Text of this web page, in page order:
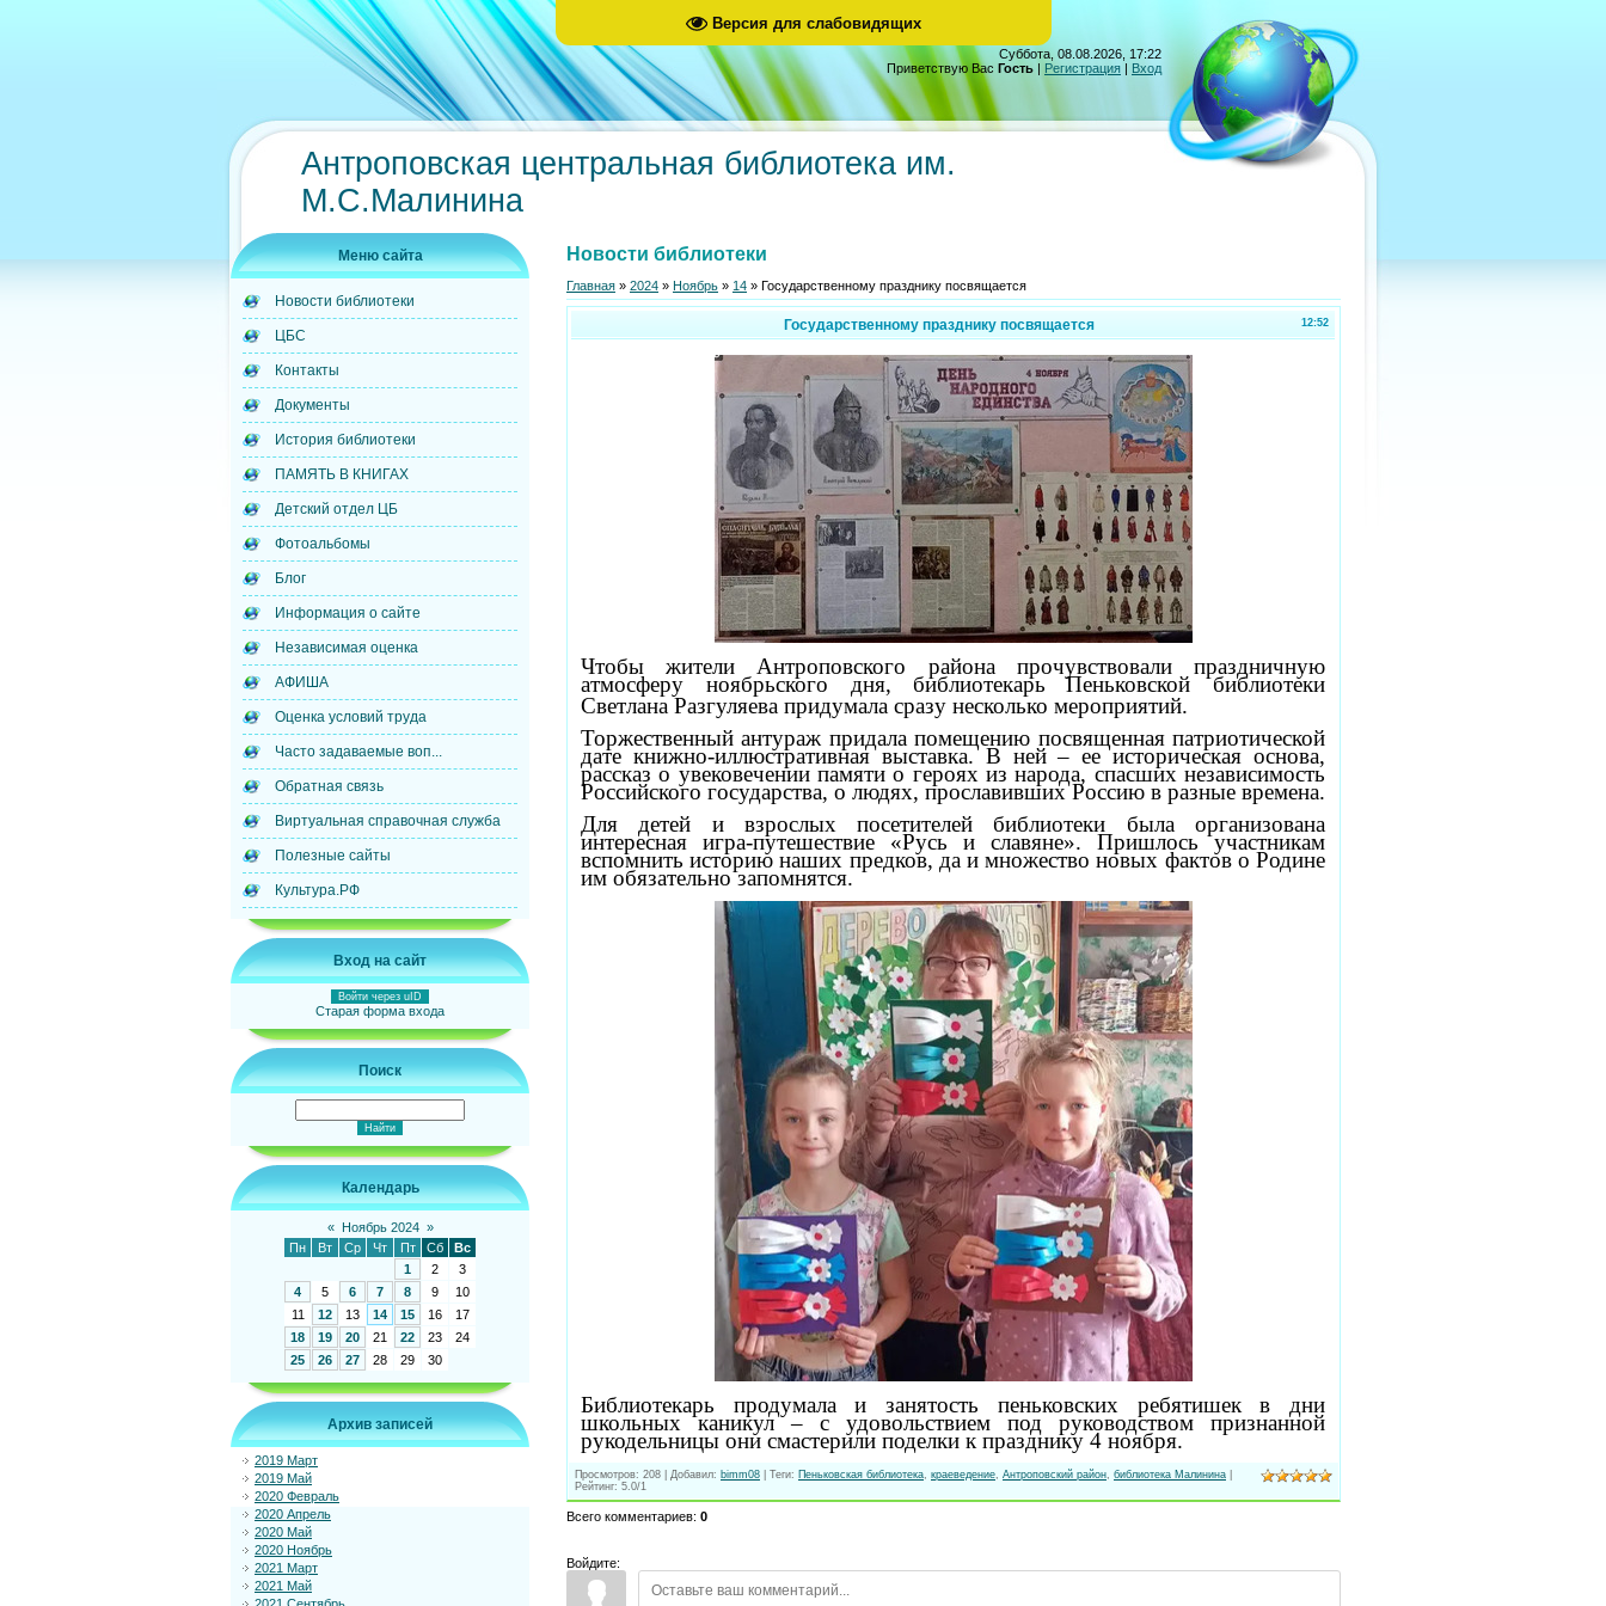
Версия для слабовидящих
Суббота, 08.08.2026, 17:22
Приветствую Вас Гость | Регистрация | Вход
Антроповская центральная библиотека им.
М.С.Малинина
Меню сайта
Новости библиотеки
ЦБС
Контакты
Документы
История библиотеки
ПАМЯТЬ В КНИГАХ
Детский отдел ЦБ
Фотоальбомы
Блог
Информация о сайте
Независимая оценка
АФИША
Оценка условий труда
Часто задаваемые воп...
Обратная связь
Виртуальная справочная служба
Полезные сайты
Культура.РФ
Вход на сайт
Войти через uID
Старая форма входа
Поиск
Календарь
« Ноябрь 2024 »
Пн
Вт Ср Чт Пт Сб
Вс
1
2
3
4
5 6 7 8 9
10
11
12 13 14 15 16
17
18
19 20 21 22 23
24
25
26 27 28 29 30
Архив записей
2019 Март
2019 Май
2020 Февраль
2020 Апрель
2020 Май
2020 Ноябрь
2021 Март
2021 Май
Новости библиотеки
Главная » 2024 » Ноябрь » 14 » Государственному празднику посвящается
12:52
Государственному празднику посвящается
Чтобы жители Антроповского района прочувствовали праздничную
атмосферу ноябрьского дня, библиотекарь
Пеньковской библиотеки
Светлана Разгуляева придумала сразу несколько мероприятий.
Торжественный антураж придала помещению посвященная патриотической
дате книжно-иллюстративная выставка. В ней – ее историческая основа,
рассказ о увековечении памяти о героях из народа, спасших независимость
Российского государства, о людях, прославивших Россию в разные времена.
Для детей и взрослых посетителей библиотеки была организована
интересная игра-путешествие «Русь и славяне». Пришлось участникам
вспомнить историю наших предков, да и множество новых фактов о Родине
им обязательно запомнятся.
Библиотекарь продумала и занятость пеньковских ребятишек в дни
школьных каникул – с удовольствием под руководством признанной
рукодельницы они смастерили поделки к празднику 4 ноября.
Просмотров: 208 Добавил: bimm08 Теги: Пеньковская библиотека, краеведение, Антроповский район, библиотека Малинина
Рейтинг: 5.0/1
Всего комментариев: 0
Войдите: